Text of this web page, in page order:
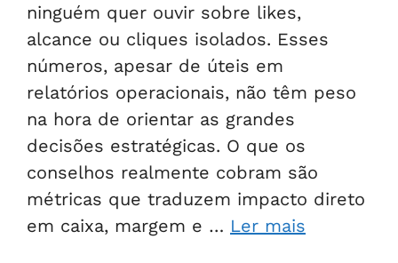
ninguém quer ouvir sobre likes,
alcance ou cliques isolados. Esses
números, apesar de úteis em
relatórios operacionais, não têm peso
na hora de orientar as grandes
decisões estratégicas. O que os
conselhos realmente cobram são
métricas que traduzem impacto direto
em caixa, margem e … Ler mais